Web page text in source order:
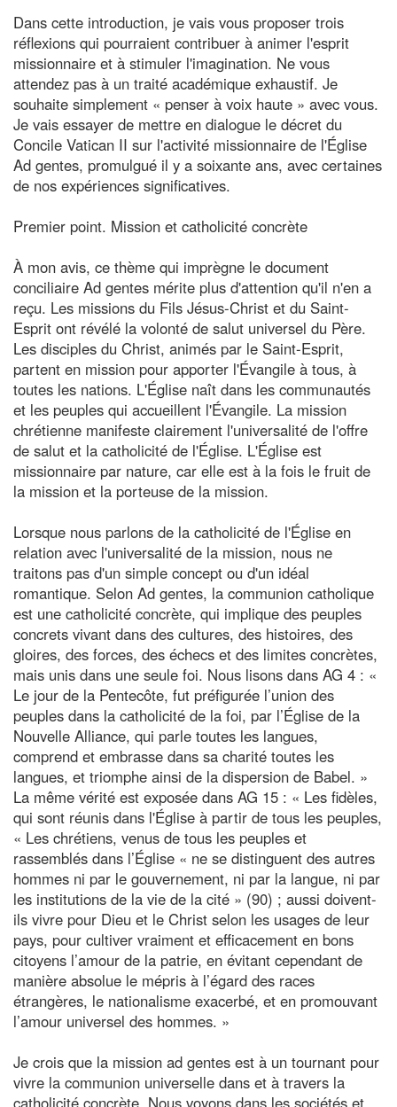
Dans cette introduction, je vais vous proposer trois
réflexions qui pourraient contribuer à animer l'esprit
missionnaire et à stimuler l'imagination. Ne vous
attendez pas à un traité académique exhaustif. Je
souhaite simplement « penser à voix haute » avec vous.
Je vais essayer de mettre en dialogue le décret du
Concile Vatican II sur l'activité missionnaire de l'Église
Ad gentes, promulgué il y a soixante ans, avec certaines
de nos expériences significatives.
Premier point. Mission et catholicité concrète
À mon avis, ce thème qui imprègne le document
conciliaire Ad gentes mérite plus d'attention qu'il n'en a
reçu. Les missions du Fils Jésus-Christ et du Saint-
Esprit ont révélé la volonté de salut universel du Père.
Les disciples du Christ, animés par le Saint-Esprit,
partent en mission pour apporter l'Évangile à tous, à
toutes les nations. L'Église naît dans les communautés
et les peuples qui accueillent l'Évangile. La mission
chrétienne manifeste clairement l'universalité de l'offre
de salut et la catholicité de l'Église. L'Église est
missionnaire par nature, car elle est à la fois le fruit de
la mission et la porteuse de la mission.
Lorsque nous parlons de la catholicité de l'Église en
relation avec l'universalité de la mission, nous ne
traitons pas d'un simple concept ou d'un idéal
romantique. Selon Ad gentes, la communion catholique
est une catholicité concrète, qui implique des peuples
concrets vivant dans des cultures, des histoires, des
gloires, des forces, des échecs et des limites concrètes,
mais unis dans une seule foi. Nous lisons dans AG 4 : «
Le jour de la Pentecôte, fut préfigurée l’union des
peuples dans la catholicité de la foi, par l’Église de la
Nouvelle Alliance, qui parle toutes les langues,
comprend et embrasse dans sa charité toutes les
langues, et triomphe ainsi de la dispersion de Babel. »
La même vérité est exposée dans AG 15 : « Les fidèles,
qui sont réunis dans l'Église à partir de tous les peuples,
« Les chrétiens, venus de tous les peuples et
rassemblés dans l’Église « ne se distinguent des autres
hommes ni par le gouvernement, ni par la langue, ni par
les institutions de la vie de la cité » (90) ; aussi doivent-
ils vivre pour Dieu et le Christ selon les usages de leur
pays, pour cultiver vraiment et efficacement en bons
citoyens l’amour de la patrie, en évitant cependant de
manière absolue le mépris à l’égard des races
étrangères, le nationalisme exacerbé, et en promouvant
l’amour universel des hommes. »
Je crois que la mission ad gentes est à un tournant pour
vivre la communion universelle dans et à travers la
catholicité concrète. Nous voyons dans les sociétés et